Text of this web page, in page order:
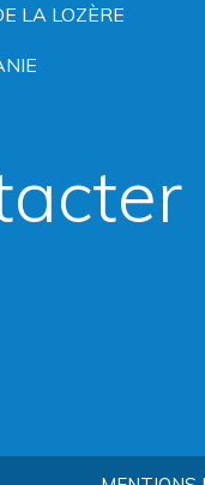
LA LOZÈRE